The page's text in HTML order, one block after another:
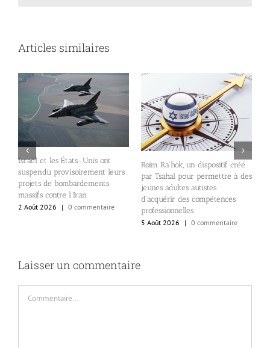
Articles similaires
Israël et les États-Unis ont
suspendu provisoirement leurs
projets de bombardements
massifs contre l’Iran
2 Août 2026
| 0 commentaire
Roim Ra’hok, un dispositif créé
par Tsahal pour permettre à des
jeunes adultes autistes
d’acquérir des compétences
professionnelles
5 Août 2026
| 0 commentaire
Laisser un commentaire